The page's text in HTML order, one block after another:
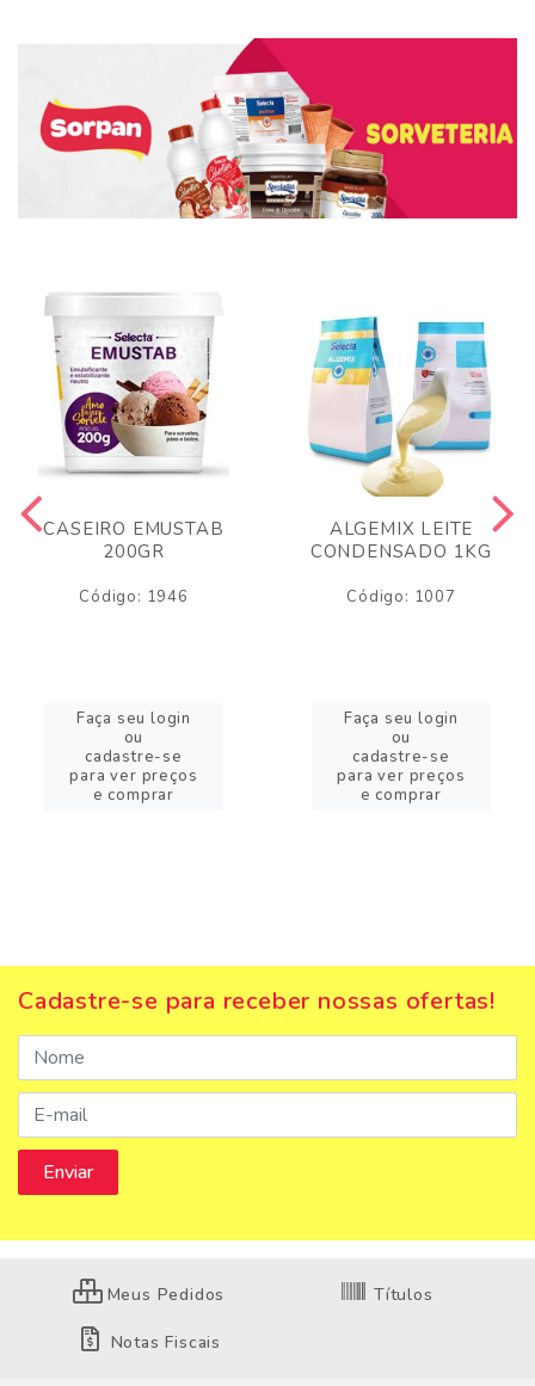
CASEIRO EMUSTAB
200GR
Código: 1946
Faça seu login
ou
cadastre-se
para ver preços
e comprar
ALGEMIX LEITE
CONDENSADO 1KG
Código: 1007
Faça seu login
ou
cadastre-se
para ver preços
e comprar
Cadastre-se para receber nossas ofertas!
Meus Pedidos Títulos
Notas Fiscais